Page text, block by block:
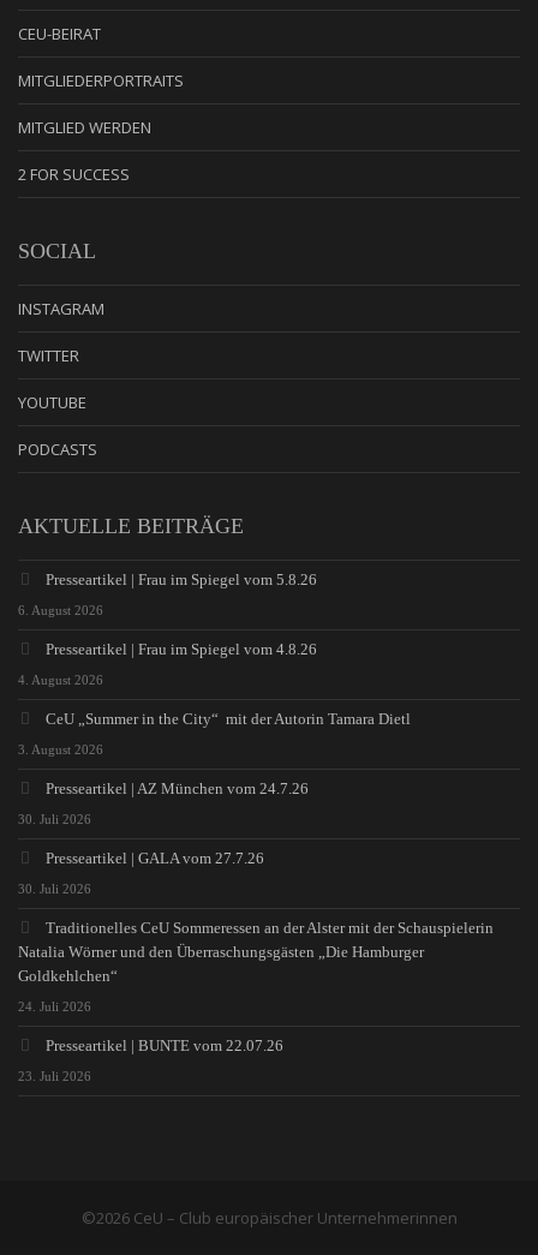
CEU-BEIRAT
MITGLIEDERPORTRAITS
MITGLIED WERDEN
2 FOR SUCCESS
SOCIAL
INSTAGRAM
TWITTER
YOUTUBE
PODCASTS
AKTUELLE BEITRÄGE
Presseartikel | Frau im Spiegel vom 5.8.26
6. August 2026
Presseartikel | Frau im Spiegel vom 4.8.26
4. August 2026
CeU „Summer in the City“ mit der Autorin Tamara Dietl
3. August 2026
Presseartikel | AZ München vom 24.7.26
30. Juli 2026
Presseartikel | GALA vom 27.7.26
30. Juli 2026
Traditionelles CeU Sommeressen an der Alster mit der Schauspielerin
Natalia Wörner und den Überraschungsgästen „Die Hamburger
Goldkehlchen“
24. Juli 2026
Presseartikel | BUNTE vom 22.07.26
23. Juli 2026
©2026 CeU – Club europäischer Unternehmerinnen